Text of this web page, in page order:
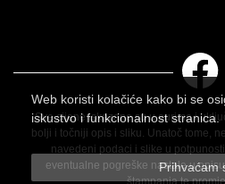
Sve cijene iskazane su u eurima i
bolji i točniji opis i sliku. Unatoč tome,
navedeni podaci i slike u
eventualne pogreške nastale u
štampanja te
Web koristi kolačiće kako bi se
iskustvo i funkcionalnost stranica.
Više informacija o kolačićima
Prihvaćam